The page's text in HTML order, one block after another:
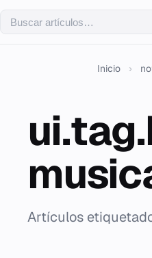
Inicio ›
Artículos